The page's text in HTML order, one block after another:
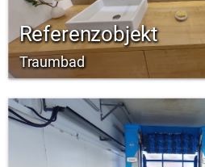
Referenzobjekt
Traumbad